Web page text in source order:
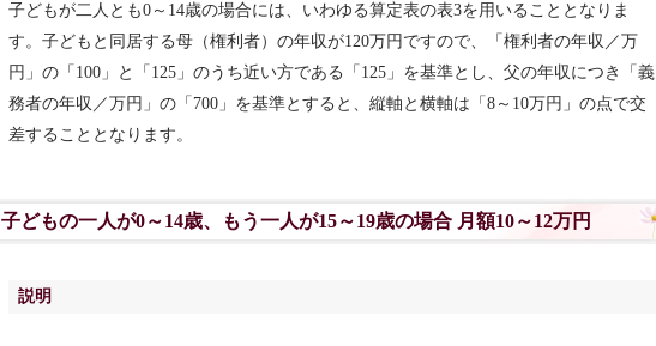
子どもが二人とも0～14歳の場合には、いわゆる算定表の表3を用いることとなりま
す。子どもと同居する母（権利者）の年収が120万円ですので、「権利者の年収／万
円」の「100」と「125」のうち近い方である「125」を基準とし、父の年収につき「義
務者の年収／万円」の「700」を基準とすると、縦軸と横軸は「8～10万円」の点で交
差することとなります。
子どもの一人が0～14歳、もう一人が15～19歳の場合 月額10～12万円
説明